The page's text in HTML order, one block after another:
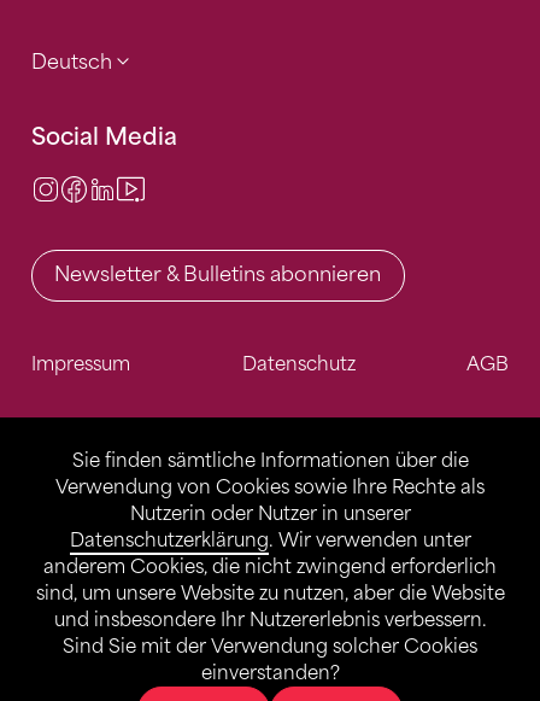
Sie finden sämtliche Informationen über die
Verwendung von Cookies sowie Ihre Rechte als
Nutzerin oder Nutzer in unserer
Datenschutzerklärung. Wir verwenden unter
anderem Cookies, die nicht zwingend erforderlich
sind, um unsere Website zu nutzen, aber die Website
und insbesondere Ihr Nutzererlebnis verbessern.
Sind Sie mit der Verwendung solcher Cookies
einverstanden?
Deutsch
Social Media
Instagram
Facebook
LinkedIn
Newsletter & Bulletins abonnieren
Impressum Datenschutz AGB